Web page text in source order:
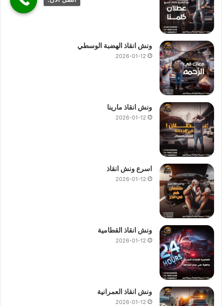
ونش انقاذ الهضبة الوسطي
2026-01-12
ونش انقاذ مارينا
2026-01-12
اسرع ونش انقاذ
2026-01-12
ونش انقاذ القطامية
2026-01-12
ونش انقاذ العمرانية
2026-01-12